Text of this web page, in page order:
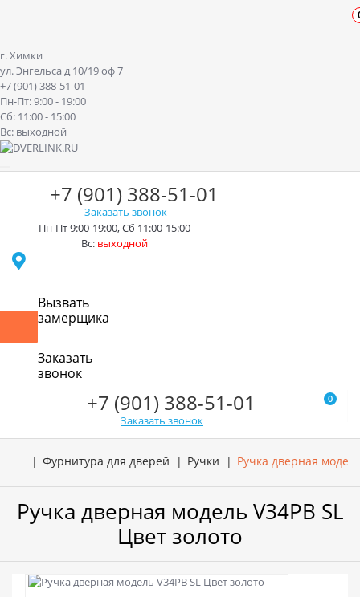
г. Химки
ул. Энгельса д 10/19 оф 7
+7 (901) 388-51-01
Пн-Пт: 9:00 - 19:00
Сб: 11:00 - 15:00
Вс: выходной
+7 (901) 388-51-01
Заказать звонок
Пн-Пт 9:00-19:00, Сб 11:00-15:00
Вс: выходной
Вызвать
замерщика
Заказать
звонок
+7 (901) 388-51-01
Заказать звонок
0
Фурнитура для дверей Ручки Ручка дверная
Ручка дверная модель V34PB SL
Цвет золото